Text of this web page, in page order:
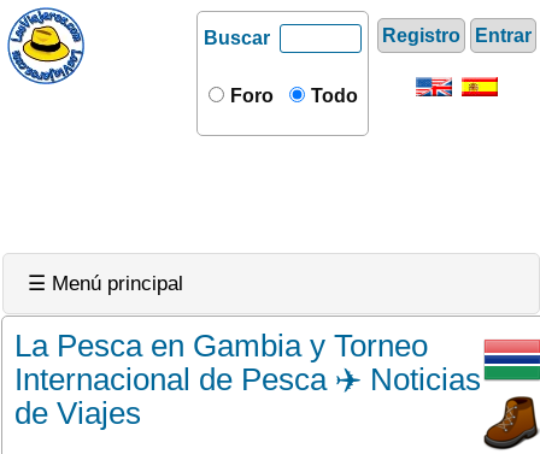
Registro Entrar
Buscar
Foro Todo
☰ Menú principal
La Pesca en Gambia y Torneo
Internacional de Pesca ✈️ Noticias
de Viajes